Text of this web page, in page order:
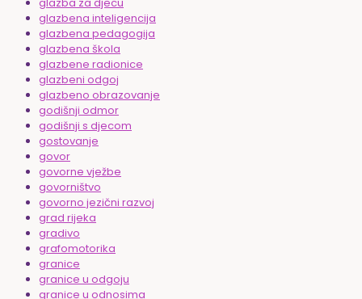
glazbena inteligencija
glazbena pedagogija
glazbena škola
glazbene radionice
glazbeni odgoj
glazbeno obrazovanje
godišnji odmor
godišnji s djecom
gostovanje
govor
govorne vježbe
govorništvo
govorno jezični razvoj
grad rijeka
gradivo
grafomotorika
granice
granice u odgoju
granice u odnosima